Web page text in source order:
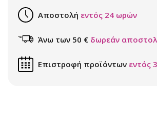
Αποστολή εντός 24 ωρών
Άνω των 50 € δωρεάν
Επιστροφή προϊόντων εντός